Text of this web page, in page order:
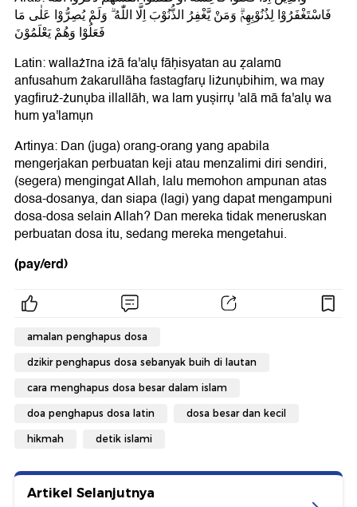
فَاسْتَغْفَرُوْا لِذُنُوْبِهِمْۗ وَمَنْ يَّغْفِرُ الذُّنُوْبَ اِلَّا اللّٰهُ ۗ وَلَمْ يُصِرُّوْا عَلٰى مَا
فَعَلُوْا وَهُمْ يَعْلَمُوْنَ
Latin: wallażīna iżā fa'alụ fāḥisyatan au ẓalamū
anfusahum żakarullāha fastagfarụ liżunụbihim, wa may
yagfiruż-żunụba illallāh, wa lam yuṣirrụ 'alā mā fa'alụ wa
hum ya'lamụn
Artinya: Dan (juga) orang-orang yang apabila
mengerjakan perbuatan keji atau menzalimi diri sendiri,
(segera) mengingat Allah, lalu memohon ampunan atas
dosa-dosanya, dan siapa (lagi) yang dapat mengampuni
dosa-dosa selain Allah? Dan mereka tidak meneruskan
perbuatan dosa itu, sedang mereka mengetahui.
(pay/erd)
amalan penghapus dosa
dzikir penghapus dosa sebanyak buih di lautan
cara menghapus dosa besar dalam islam
doa penghapus dosa latin dosa besar dan kecil
hikmah detik islami
Artikel Selanjutnya